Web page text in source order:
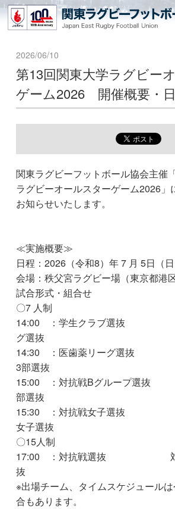
2026/06/10
第13回関東大学ラグビー
ゲーム2026 開催概要・
関東ラグビーフットボール協会主催
ラグビーオールスターゲーム2026」
お知らせいたします。
≪実施概要≫
日程：2026（令和8）年 7 月 5日（日
会場：秩父宮ラグビー場（東京都港
試合形式・組合せ
〇7 人制
14:00 ：学生クラブ選抜
グ選抜
14:30 ：医歯薬リーグ選
3部選抜
15:00 ：対抗戦Bグループ選
部選抜
15:30 ：対抗戦女子選抜
女子選抜
〇15人制
17:00 ：対抗戦選抜 対
抜
※出場チーム、タイムスケジュール
合もあります。